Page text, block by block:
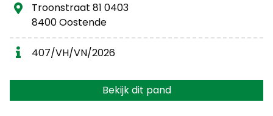
Troonstraat 81 0403
8400 Oostende
407/VH/VN/2026
Bekijk dit pand